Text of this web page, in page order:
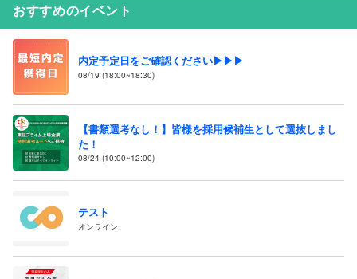
おすすめのイベント
内定予定日をご確認ください▶▶▶
08/19 (18:00~18:30)
【書類選考なし！】皆様を採用候補生として選抜しまし
た！
08/24 (10:00~12:00)
テスト
オンライン